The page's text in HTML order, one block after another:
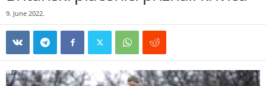
9. June 2022.